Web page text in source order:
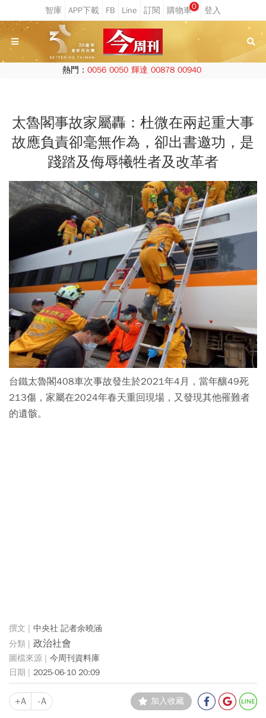
0
熱門： 0056 0050 輝達 00878 00940
太魯閣事故家屬轟：杜微在兩起重大事
故應負責卻毫無作為，卻出書邀功，是
踐踏及侮辱犧牲者及改革者
台鐵太魯閣408車次事故發生於2021年4月，當年釀49死
213傷，家屬在2024年春天重回現場，又發現其他罹難者
的遺骸。
中央社 記者余曉涵
政治社會
今周刊資料庫
2025-06-10 20:09
+A -A 加入收藏